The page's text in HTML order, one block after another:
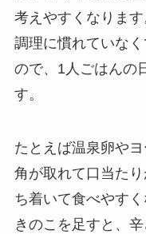
考えやすくなります
調理に慣れていな
ので、1人ごはんの
す。
たとえば温泉卵や
角が取れて口当た
ち着いて食べやす
きのこを足すと、